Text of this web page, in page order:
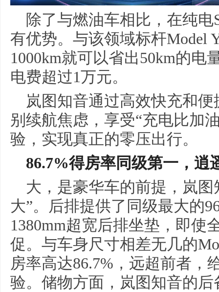
除了与燃油车相比，在纯
有优势。与该领域标杆Model
1000km就可以省出50km的电
电费超过1万元。
岚图知音通过高效快充和
别续航焦虑，享受“充电比加
验，实现真正的零压出行。
86.7%得房率同级第一，逍
大，是豪华车的前提，岚
大”。后排提供了同级最大的
1380mm超宽后排坐垫，即使
促。与车身尺寸相差无几的
房率高达86.7%，远超前者，
验。储物方面，岚图知音的